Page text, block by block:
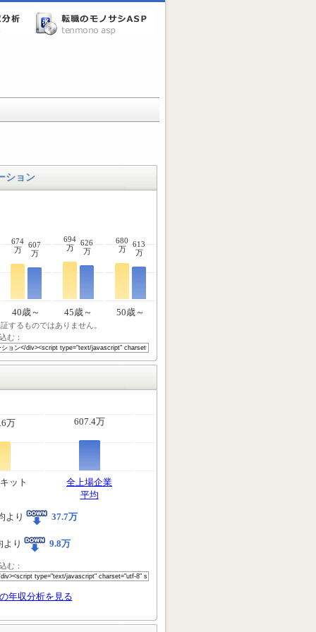
ション
674
万
607
万
694
万
626
万
680
万
613
万
40歳～ 45歳～ 50歳～
するものではありません。
む：
万 607.4万
ット
全上場企業
平均
より 37.7万
より 9.8万
む：
年収分析を見る